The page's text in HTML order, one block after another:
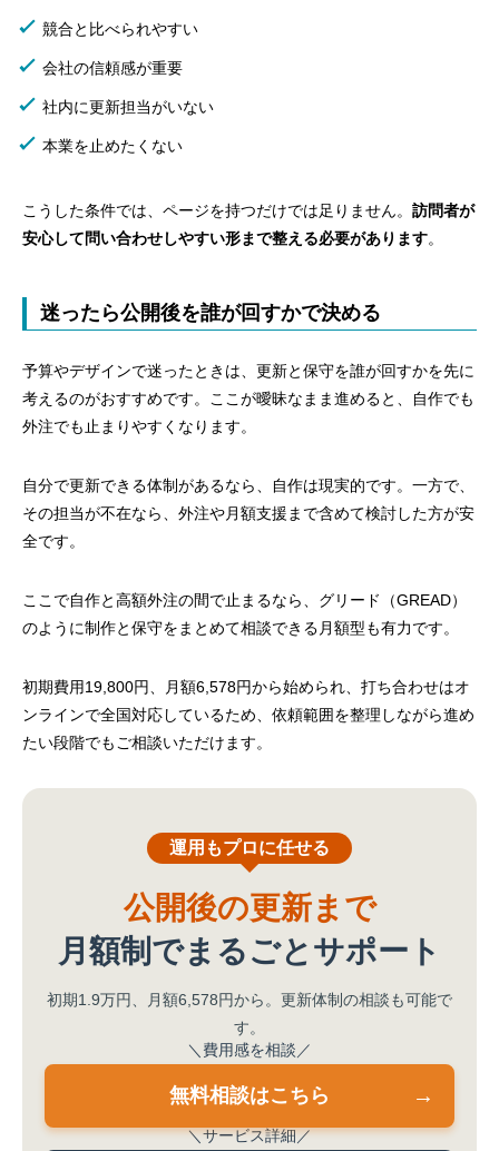
競合と比べられやすい
会社の信頼感が重要
社内に更新担当がいない
本業を止めたくない
こうした条件では、ページを持つだけでは足りません。 訪問者が
安心して問い合わせしやすい形まで整える必要があります。
迷ったら公開後を誰が回すかで決める
予算やデザインで迷ったときは、更新と保守を誰が回すかを先に
考えるのがおすすめです。ここが曖昧なまま進めると、自作でも
外注でも止まりやすくなります。
自分で更新できる体制があるなら、自作は現実的です。一方で、
その担当が不在なら、外注や月額支援まで含めて検討した方が安
全です。
ここで自作と高額外注の間で止まるなら、グリード（GREAD）
のように制作と保守をまとめて相談できる月額型も有力です。
初期費用19,800円、月額6,578円から始められ、打ち合わせはオ
ンラインで全国対応しているため、依頼範囲を整理しながら進め
たい段階でもご相談いただけます。
運用もプロに任せる
公開後の更新まで
月額制でまるごとサポート
初期1.9万円、月額6,578円から。更新体制の相談も可能で
す。
＼費用感を相談／
無料相談はこちら
＼サービス詳細／